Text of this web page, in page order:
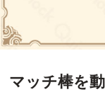
マッチ棒を